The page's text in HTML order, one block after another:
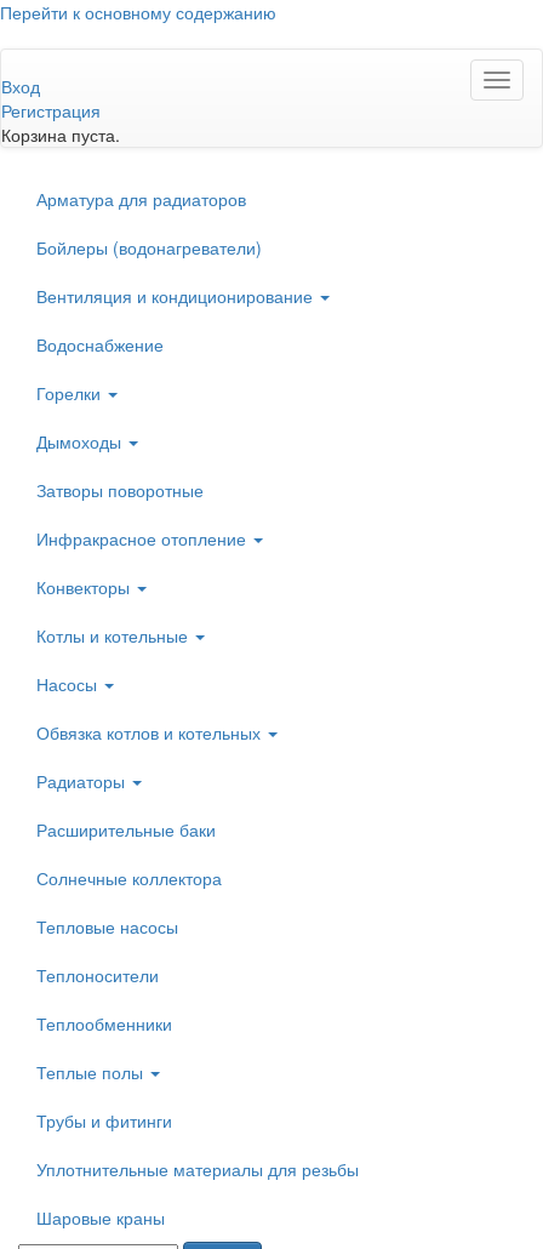
Перейти к основному содержанию
Вход
Регистрация
Корзина пуста.
Арматура для радиаторов
Бойлеры (водонагреватели)
Вентиляция и кондиционирование
Водоснабжение
Горелки
Дымоходы
Затворы поворотные
Инфракрасное отопление
Конвекторы
Котлы и котельные
Насосы
Обвязка котлов и котельных
Радиаторы
Расширительные баки
Солнечные коллектора
Тепловые насосы
Теплоносители
Теплообменники
Теплые полы
Трубы и фитинги
Уплотнительные материалы для резьбы
Шаровые краны